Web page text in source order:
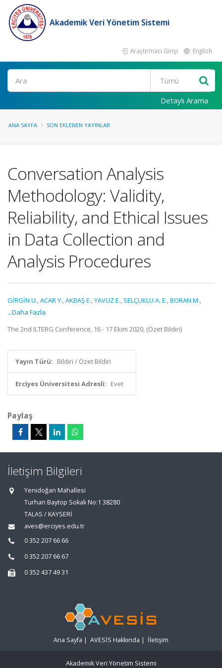
Akademik Veri Yönetim Sistemi
Araştırmacı Girişi English
Ara
Detaylı Arama
ANA SAYFA SON EKLENEN YAYINLAR
Conversation Analysis
Methodology: Validity,
Reliability, and Ethical Issues
in Data Collection and
Analysis Procedures
GİRGİN U.,ACAR Y.,AKBAŞ E.,YAVUZ E., SELÇUKLU A. E.,BORAN M.,
...Daha Fazla
The 2nd ILTERG Conference, 16 - 17 Ekim 2020, (Özet Bildiri)
Yayın Türü: Bildiri / Özet Bildiri
Erciyes Üniversitesi Adresli: Evet
Paylaş
İletişim Bilgileri
Yenidoğan Mahallesi
Turhan Baytop Sokak No:1 38280
TALAS / KAYSERİ
aves@erciyes.edu.tr
0 352 207 66 66
0 352 207 66 67
0 352 437 49 31
Ana Sayfa | AVESİS Hakkında | İletişim
Akademik Veri Yönetim Sistemi